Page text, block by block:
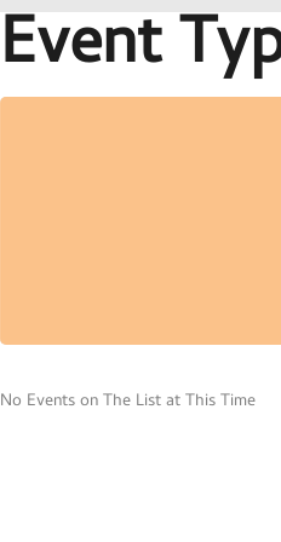
Event
No Events on The List at This Time